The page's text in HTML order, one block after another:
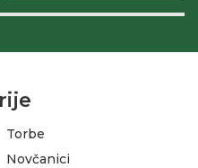
Torbe
Novčanici